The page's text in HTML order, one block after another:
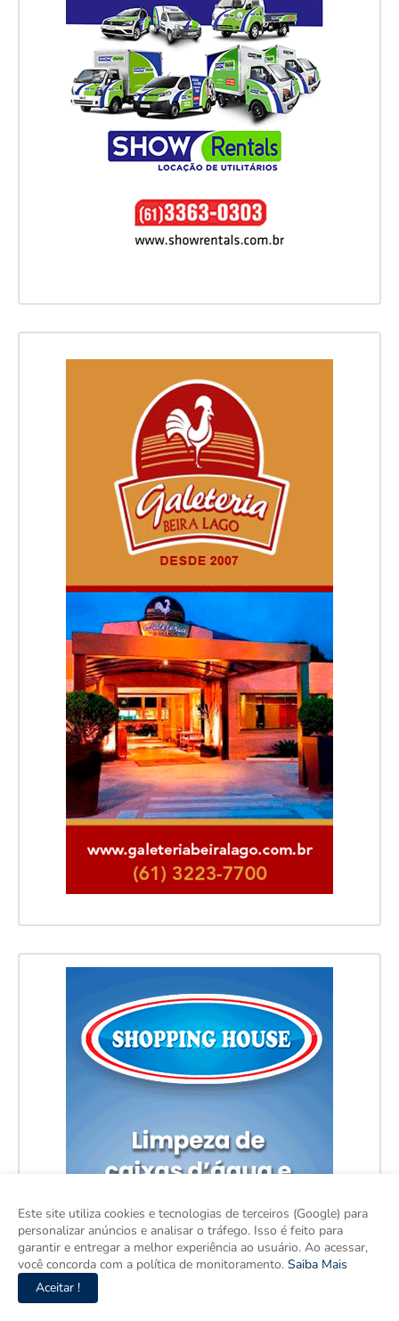
Este site utiliza cookies e tecnologias de terceiros (Google) para
personalizar anúncios e analisar o tráfego. Isso é feito para
garantir e entregar a melhor experiência ao usuário. Ao acessar,
você concorda com a política de monitoramento. Saiba Mais
Aceitar !